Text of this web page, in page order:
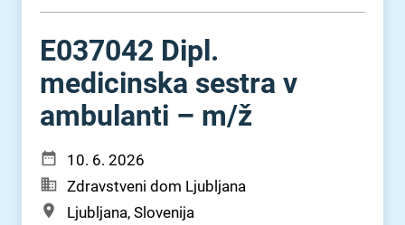
E037042 Dipl.
medicinska sestra v
ambulanti – m⁠/⁠ž
10. 6. 2026
Zdravstveni dom Ljubljana
Ljubljana, Slovenija